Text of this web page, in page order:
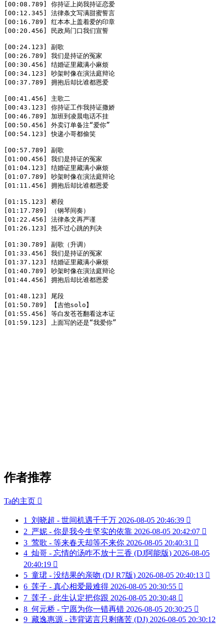
[00:08.789] 你持证上岗我持证恋爱
[00:12.345] 法律条文写满甜蜜誓言
[00:16.789] 红本本上盖着爱的印章
[00:20.456] 民政局门口我们宣誓
[00:24.123] 副歌
[00:26.789] 我们是持证的冤家
[00:30.456] 结婚证里藏满小麻烦
[00:34.123] 吵架时像在演法庭辩论
[00:37.789] 拥抱后却比谁都恩爱
[00:41.456] 主歌二
[00:43.123] 你持证工作我持证撒娇
[00:46.789] 加班到凌晨电话不挂
[00:50.456] 外卖订单备注“爱你”
[00:54.123] 快递小哥都偷笑
[00:57.789] 副歌
[01:00.456] 我们是持证的冤家
[01:04.123] 结婚证里藏满小麻烦
[01:07.789] 吵架时像在演法庭辩论
[01:11.456] 拥抱后却比谁都恩爱
[01:15.123] 桥段
[01:17.789] （钢琴间奏）
[01:22.456] 法律条文再严谨
[01:26.123] 抵不过心跳的判决
[01:30.789] 副歌（升调）
[01:33.456] 我们是持证的冤家
[01:37.123] 结婚证里藏满小麻烦
[01:40.789] 吵架时像在演法庭辩论
[01:44.456] 拥抱后却比谁都恩爱
[01:48.123] 尾段
[01:50.789] 【吉他solo】
[01:55.456] 等白发苍苍翻看这本证
[01:59.123] 上面写的还是“我爱你”
作者推荐
Ta的主页 
1 刘晓超 - 世间机遇千千万 2026-08-05 20:46:39 
2 严妮 - 你是我今生坚实的依靠 2026-08-05 20:42:07 
3 莺歌 - 等来春天却等不来你 2026-08-05 20:40:31 
4 灿哥 - 忘情的汤咋不放十三香 (DJ阿能版) 2026-08-05
20:40:19 
5 童珺 - 没结果的亲吻 (DJ R7版) 2026-08-05 20:40:13 
6 莲子 - 真心相爱最难得 2026-08-05 20:30:55 
7 莲子 - 此生认定把你跟 2026-08-05 20:30:48 
8 何元桥 - 宁愿为你一错再错 2026-08-05 20:30:25 
9 藏逸惠源 - 违背诺言只剩痛苦 (DJ) 2026-08-05 20:30:12